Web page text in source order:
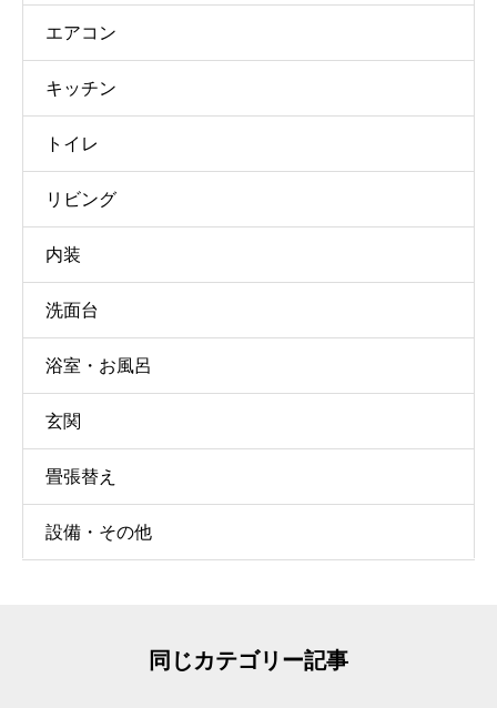
エアコン
キッチン
トイレ
リビング
内装
洗面台
浴室・お風呂
玄関
畳張替え
設備・その他
同じカテゴリー記事